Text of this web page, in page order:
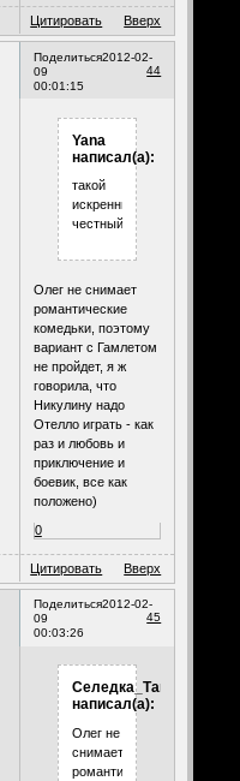
Цитировать Вверх
Поделиться
44
2012-02-
09
00:01:15
Yana
написал(а):
такой
искренний,такой
честный,обаятельный.
Олег не снимает
романтические
комедьки, поэтому
вариант с Гамлетом
не пройдет, я ж
говорила, что
Никулину надо
Отелло играть - как
раз и любовь и
приключение и
боевик, все как
положено)
0
Цитировать Вверх
Поделиться
45
2012-02-
09
00:03:26
Селедка_Таня
написал(а):
Олег не
снимает
романтические